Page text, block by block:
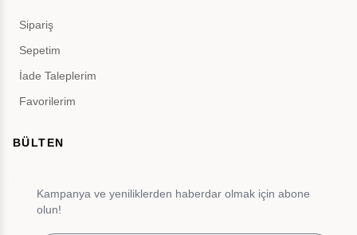
Sipariş
Sepetim
İade Taleplerim
Favorilerim
BÜLTEN
Kampanya ve yeniliklerden haberdar olmak için abone
olun!